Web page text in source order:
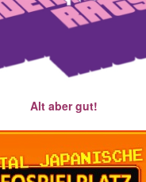
Alt aber gut!